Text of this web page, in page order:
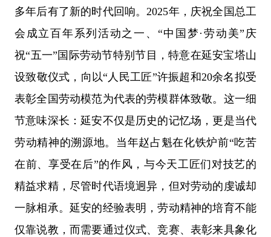
多年后有了新的时代回响。2025年，庆祝全国总工
会成立百年系列活动之一、“中国梦·劳动美”庆
祝“五一”国际劳动节特别节目，特意在延安宝塔山
设致敬仪式，向以“人民工匠”许振超和20余名拟受
表彰全国劳动模范为代表的劳模群体致敬。这一细
节意味深长：延安不仅是历史的记忆场，更是当代
劳动精神的溯源地。当年赵占魁在化铁炉前“吃苦
在前、享受在后”的作风，与今天工匠们对技艺的
精益求精，尽管时代语境迥异，但对劳动的虔诚却
一脉相承。延安的经验表明，劳动精神的培育不能
仅靠说教，而需要通过仪式、竞赛、表彰来具象化